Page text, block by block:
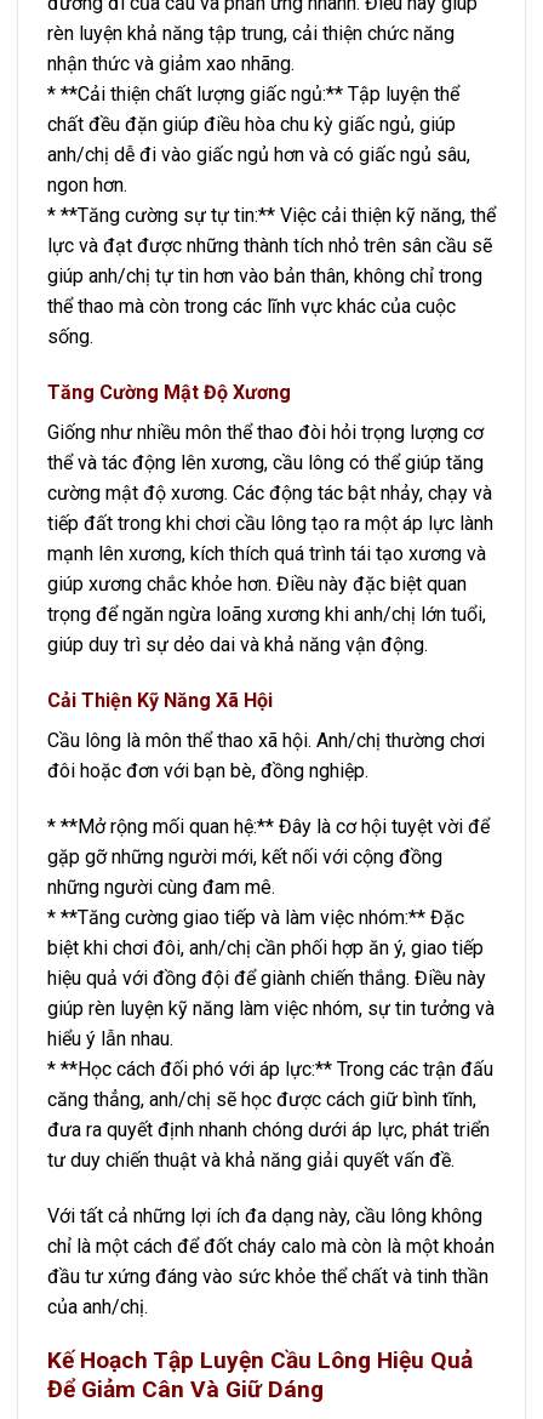
rèn luyện khả năng tập trung, cải thiện chức năng
nhận thức và giảm xao nhãng.
* **Cải thiện chất lượng giấc ngủ:** Tập luyện thể
chất đều đặn giúp điều hòa chu kỳ giấc ngủ, giúp
anh/chị dễ đi vào giấc ngủ hơn và có giấc ngủ sâu,
ngon hơn.
* **Tăng cường sự tự tin:** Việc cải thiện kỹ năng, thể
lực và đạt được những thành tích nhỏ trên sân cầu sẽ
giúp anh/chị tự tin hơn vào bản thân, không chỉ trong
thể thao mà còn trong các lĩnh vực khác của cuộc
sống.
Tăng Cường Mật Độ Xương
Giống như nhiều môn thể thao đòi hỏi trọng lượng cơ
thể và tác động lên xương, cầu lông có thể giúp tăng
cường mật độ xương. Các động tác bật nhảy, chạy và
tiếp đất trong khi chơi cầu lông tạo ra một áp lực lành
mạnh lên xương, kích thích quá trình tái tạo xương và
giúp xương chắc khỏe hơn. Điều này đặc biệt quan
trọng để ngăn ngừa loãng xương khi anh/chị lớn tuổi,
giúp duy trì sự dẻo dai và khả năng vận động.
Cải Thiện Kỹ Năng Xã Hội
Cầu lông là môn thể thao xã hội. Anh/chị thường chơi
đôi hoặc đơn với bạn bè, đồng nghiệp.
* **Mở rộng mối quan hệ:** Đây là cơ hội tuyệt vời để
gặp gỡ những người mới, kết nối với cộng đồng
những người cùng đam mê.
* **Tăng cường giao tiếp và làm việc nhóm:** Đặc
biệt khi chơi đôi, anh/chị cần phối hợp ăn ý, giao tiếp
hiệu quả với đồng đội để giành chiến thắng. Điều này
giúp rèn luyện kỹ năng làm việc nhóm, sự tin tưởng và
hiểu ý lẫn nhau.
* **Học cách đối phó với áp lực:** Trong các trận đấu
căng thẳng, anh/chị sẽ học được cách giữ bình tĩnh,
đưa ra quyết định nhanh chóng dưới áp lực, phát triển
tư duy chiến thuật và khả năng giải quyết vấn đề.
Với tất cả những lợi ích đa dạng này, cầu lông không
chỉ là một cách để đốt cháy calo mà còn là một khoản
đầu tư xứng đáng vào sức khỏe thể chất và tinh thần
của anh/chị.
Kế Hoạch Tập Luyện Cầu Lông Hiệu Quả
Để Giảm Cân Và Giữ Dáng